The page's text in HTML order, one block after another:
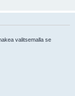
valitsemalla se